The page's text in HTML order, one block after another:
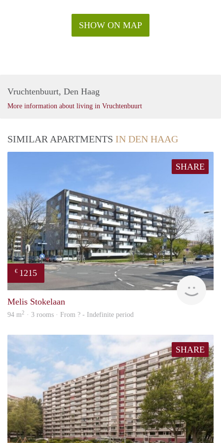
SHOW ON MAP
Vruchtenbuurt, Den Haag
More information about living in Vruchtenbuurt
SIMILAR APARTMENTS IN DEN HAAG
SHARE
€ 1215
Melis Stokelaan
94 m2 · 3 rooms · From ? - Indefinite period
SHARE